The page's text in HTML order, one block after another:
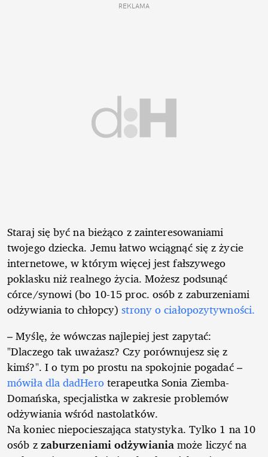
REKLAMA
Staraj się być na bieżąco z zainteresowaniami
twojego dziecka. Jemu łatwo wciągnąć się z życie
internetowe, w którym więcej jest fałszywego
poklasku niż realnego życia. Możesz podsunąć
córce/synowi (bo 10-15 proc. osób z zaburzeniami
odżywiania to chłopcy)strony o ciałopozytywności.
– Myślę, że wówczas najlepiej jest zapytać:
"Dlaczego tak uważasz? Czy porównujesz się z
kimś?". I o tym po prostu na spokojnie pogadać –
mówiła dla dadHeroterapeutka Sonia Ziemba-
Domańska, specjalistka w zakresie problemów
odżywiania wśród nastolatków.
Na koniec niepocieszająca statystyka. Tylko 1 na 10
osób zzaburzeniami odżywianiamoże liczyć na